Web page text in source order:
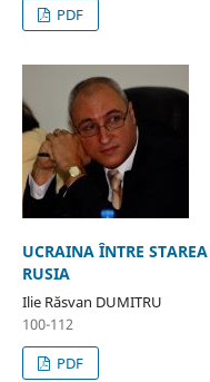
PDF
UCRAINA ÎNTRE
RUSIA
Ilie Răsvan DUMITRU
100-112
PDF